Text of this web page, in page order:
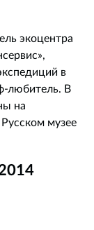
экоцентра
в
любитель. В
на
музее